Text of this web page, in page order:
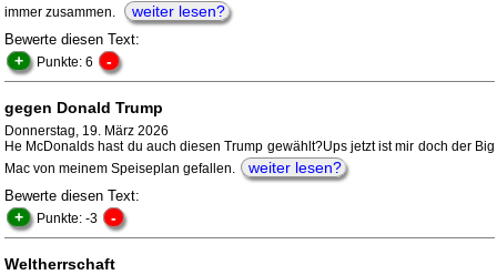
immer zusammen.
weiter lesen?
Bewerte diesen Text:
+ Punkte: 6 -
gegen Donald Trump
Donnerstag, 19. März 2026
He McDonalds hast du auch diesen Trump gewählt?Ups jetzt ist mir doch der Big
Mac von meinem Speiseplan gefallen.
weiter lesen?
Bewerte diesen Text:
+ Punkte: -3 -
Weltherrschaft